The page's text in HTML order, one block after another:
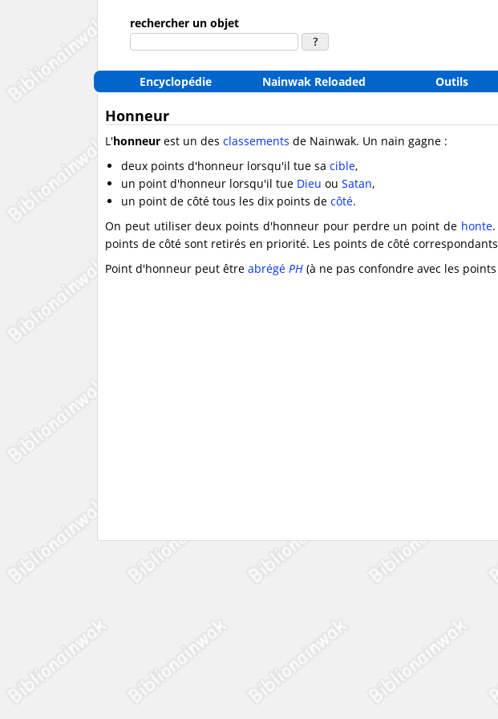
rechercher un objet
Encyclopédie Nainwak Reloaded Outils
Honneur
L'honneur est un des classements de Nainwak. Un nain gagne :
deux points d'honneur lorsqu'il tue sa cible,
un point d'honneur lorsqu'il tue Dieu ou Satan,
un point de côté tous les dix points de côté.
On peut utiliser deux points d'honneur pour perdre un point de honte.
points de côté sont retirés en priorité. Les points de côté
Point d'honneur peut être abrégé PH (à ne pas confondre avec les